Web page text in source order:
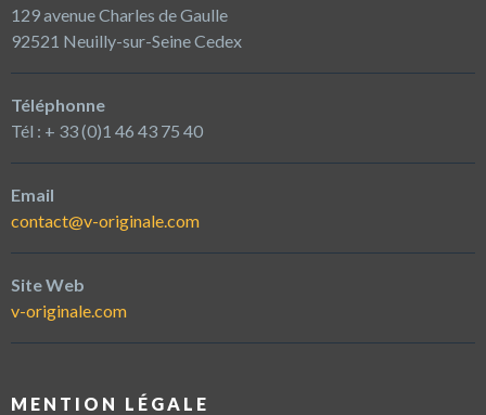
129 avenue Charles de Gaulle
92521 Neuilly-sur-Seine Cedex
Téléphonne
Tél : + 33 (0)1 46 43 75 40
Email
contact@v-originale.com
Site Web
v-originale.com
MENTION LÉGALE